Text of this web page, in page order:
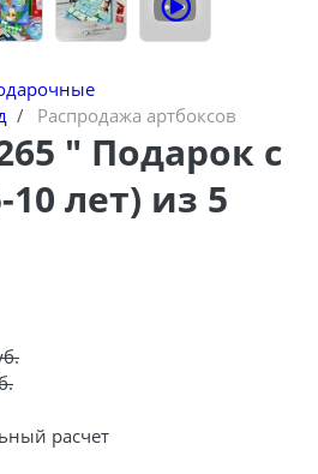
Распродажа артбоксов
" Подарок с
лет) из 5
расчет